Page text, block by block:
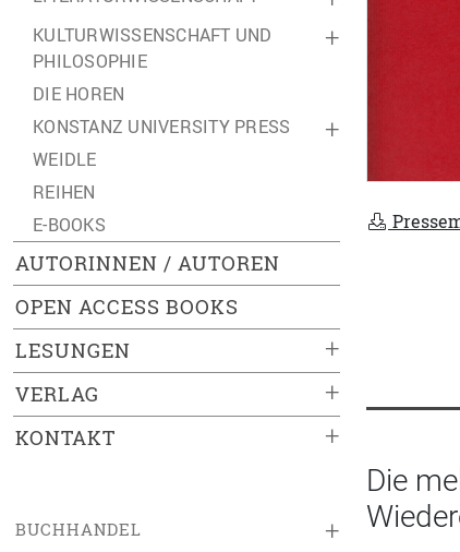
+
KULTURWISSENSCHAFT UND
PHILOSOPHIE
DIE HOREN
+
KONSTANZ UNIVERSITY PRESS
WEIDLE
REIHEN
E-BOOKS
AUTORINNEN / AUTOREN
OPEN ACCESS BOOKS
+
LESUNGEN
+
VERLAG
+
KONTAKT
+
BUCHHANDEL
Die